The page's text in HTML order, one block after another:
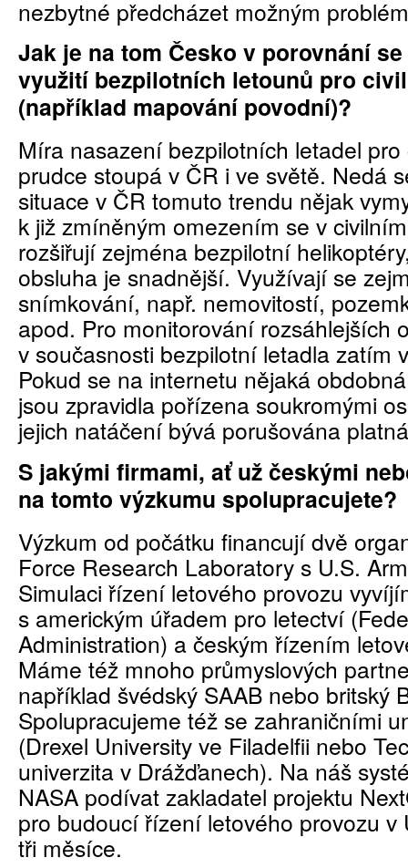
nezbytné předcházet možným
Jak je na tom Česko v porovnání
využití bezpilotních letounů pro
(například mapování povodní)?
Míra nasazení bezpilotních letadel pro
prudce stoupá v ČR i ve světě. Nedá
situace v ČR tomuto trendu nějak
k již zmíněným omezením se v
rozšiřují zejména bezpilotní
obsluha je snadnější. Využívají se
snímkování, např. nemovitostí,
apod. Pro monitorování rozsáhlejších
v současnosti bezpilotní letadla zatím
Pokud se na internetu nějaká
jsou zpravidla pořízena soukromými
jejich natáčení bývá porušována
S jakými firmami, ať už českými
na tomto výzkumu spolupracujete?
Výzkum od počátku financují dvě
Force Research Laboratory s U.S.
Simulaci řízení letového provozu
s americkým úřadem pro letectví
Administration) a českým řízením
Máme též mnoho průmyslových
například švédský SAAB nebo britský
Spolupracujeme též se zahraničními
(Drexel University ve Filadelfii nebo
univerzita v Drážďanech). Na náš
NASA podívat zakladatel projektu
pro budoucí řízení letového provozu v
tři měsíce.